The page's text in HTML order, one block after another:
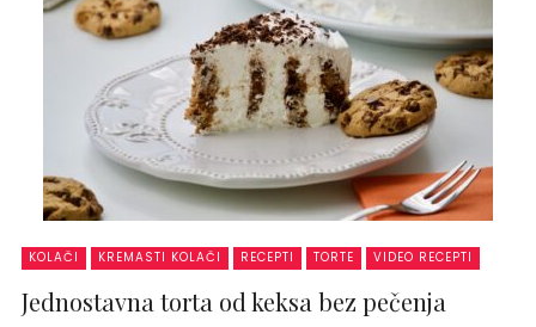
KOLAČI KREMASTI KOLAČI RECEPTI TORTE VIDEO RECEPTI
Jednostavna torta od keksa bez pečenja